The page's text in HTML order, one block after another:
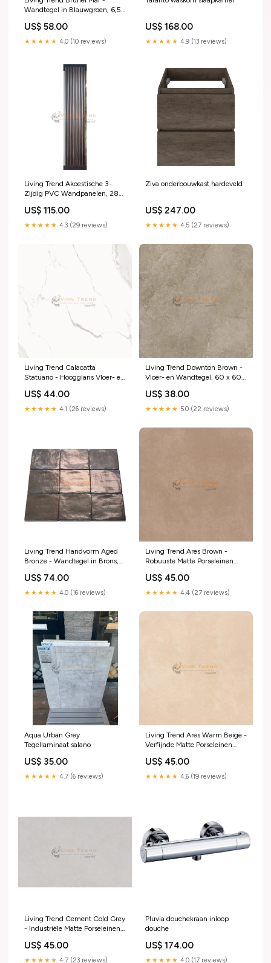
Wandtegel in Blauwgroen, 6,5
US$ 58.00
★★★★★ 4.0 (10 reviews)
US$ 168.00
★★★★★ 4.9 (13 reviews)
Living Trend Akoestische 3-
Zijdig PVC Wandpanelen, 280
Elegance Design
handdoucheset
US$ 115.00
★★★★★ 4.3 (29 reviews)
Ziva onderbouwkast hardeveld
US$ 247.00
★★★★★ 4.5 (27 reviews)
Living Trend Calacatta
Statuario - Hoogglans Vloer- en
US$ 44.00
★★★★★ 4.1 (26 reviews)
Living Trend Downton Brown -
Vloer- en Wandtegel, 60 x 60
US$ 38.00
★★★★★ 5.0 (22 reviews)
Living Trend Handvorm Aged
Bronze - Wandtegel in Brons,
US$ 74.00
★★★★★ 4.0 (16 reviews)
Living Trend Ares Brown -
Robuuste Matte Porseleinen
regendouche set
US$ 45.00
★★★★★ 4.4 (27 reviews)
Aqua Urban Grey
Tegellaminaat salano
US$ 35.00
★★★★★ 4.7 (6 reviews)
Living Trend Ares Warm Beige -
Verfijnde Matte Porseleinen
US$ 45.00
★★★★★ 4.6 (19 reviews)
Living Trend Cement Cold Grey
- Industriële Matte Porseleinen
onderbouwkast
US$ 45.00
★★★★★ 4.7 (23 reviews)
Pluvia douchekraan inloop
douche
US$ 174.00
★★★★★ 4.0 (17 reviews)